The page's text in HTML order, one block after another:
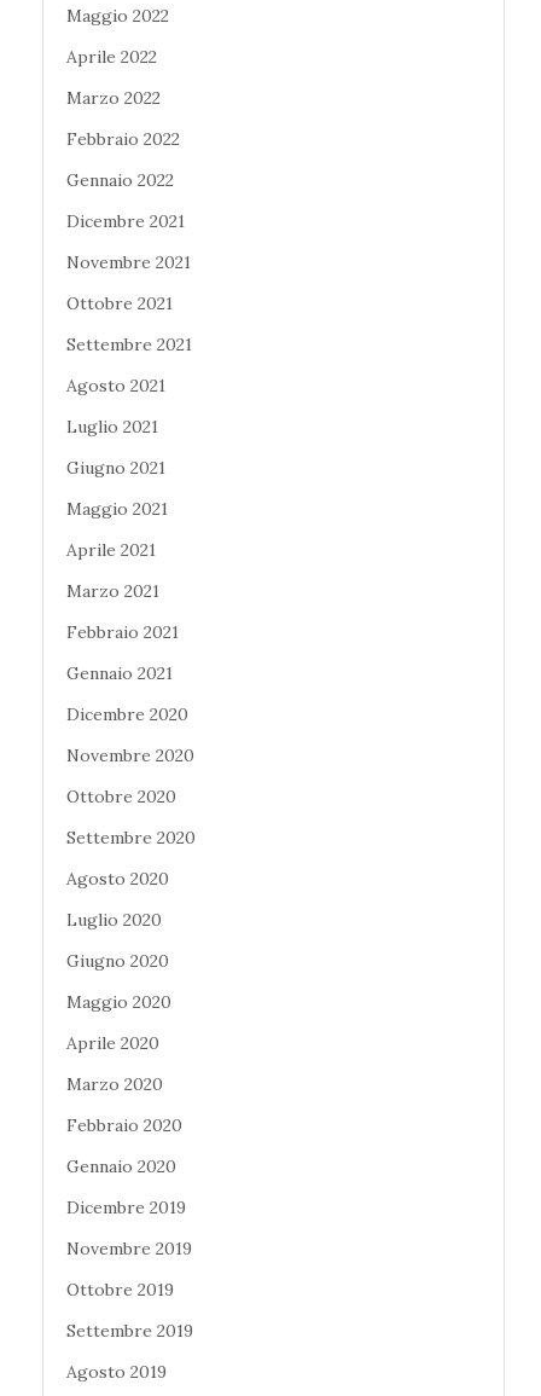
Maggio 2022
Aprile 2022
Marzo 2022
Febbraio 2022
Gennaio 2022
Dicembre 2021
Novembre 2021
Ottobre 2021
Settembre 2021
Agosto 2021
Luglio 2021
Giugno 2021
Maggio 2021
Aprile 2021
Marzo 2021
Febbraio 2021
Gennaio 2021
Dicembre 2020
Novembre 2020
Ottobre 2020
Settembre 2020
Agosto 2020
Luglio 2020
Giugno 2020
Maggio 2020
Aprile 2020
Marzo 2020
Febbraio 2020
Gennaio 2020
Dicembre 2019
Novembre 2019
Ottobre 2019
Settembre 2019
Agosto 2019